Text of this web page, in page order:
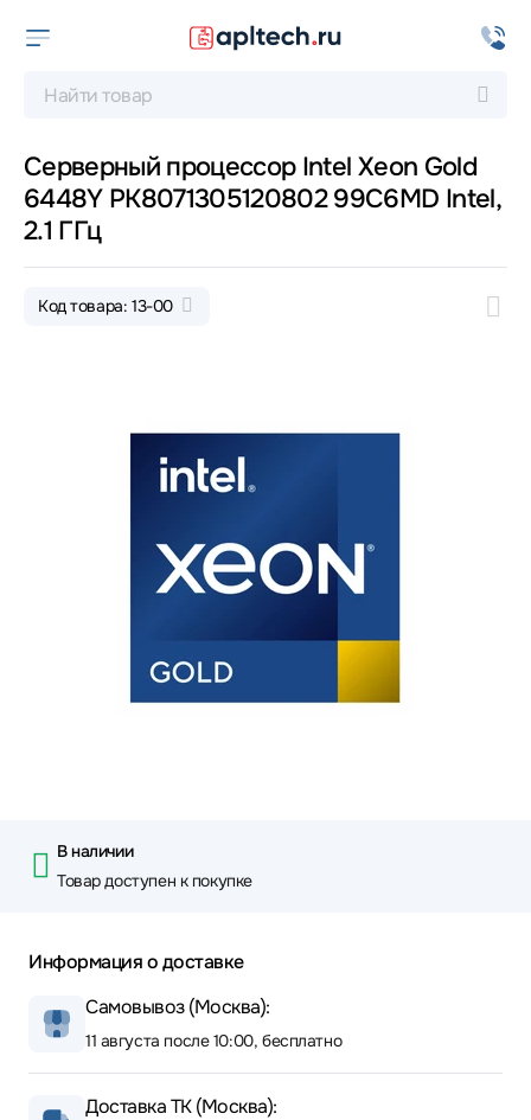
Серверный процессор Intel Xeon Gold
6448Y PK8071305120802 99C6MD Intel,
2.1 ГГц
Код товара: 13-00
В наличии
Товар доступен к покупке
Информация о доставке
Самовывоз (Москва):
11 августа после 10:00, бесплатно
Доставка ТК (Москва):